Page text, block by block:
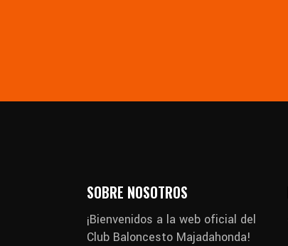
SOBRE NOSOTROS
¡Bienvenidos a la web oficial del
Club Baloncesto Majadahonda!